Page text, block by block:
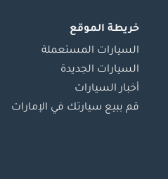
خريطة الموقع
السيارات المستعملة
السيارات الجديدة
أخبار السيارات
قم ببيع سيارتك في الإمارات